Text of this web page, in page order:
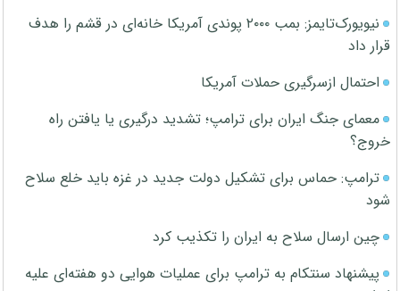
نیویورک‌تایمز: بمب ۲۰۰۰ پوندی آمریکا خانه‌ای در قشم را هدف
قرار داد
احتمال ازسرگیری حملات آمریکا
معمای جنگ ایران برای ترامپ؛ تشدید درگیری یا یافتن راه
خروج؟
ترامپ: حماس برای تشکیل دولت جدید در غزه باید خلع سلاح
شود
چین ارسال سلاح به ایران را تکذیب کرد
پیشنهاد سنتکام به ترامپ برای عملیات هوایی دو هفته‌ای علیه